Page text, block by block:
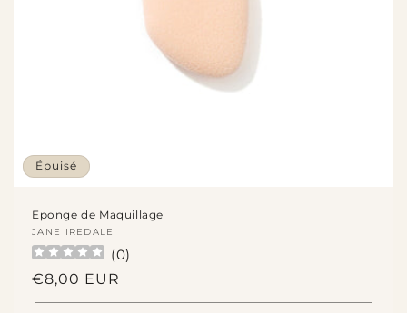
Épuisé
Eponge de Maquillage
Fournisseur :
JANE IREDALE
(0)
Prix
habituel
€8,00 EUR